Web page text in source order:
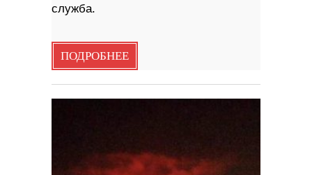
служба.
ПОДРОБНЕЕ